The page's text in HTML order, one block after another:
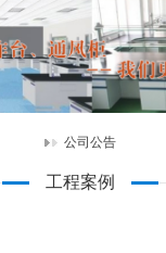
公司公告
工程案例